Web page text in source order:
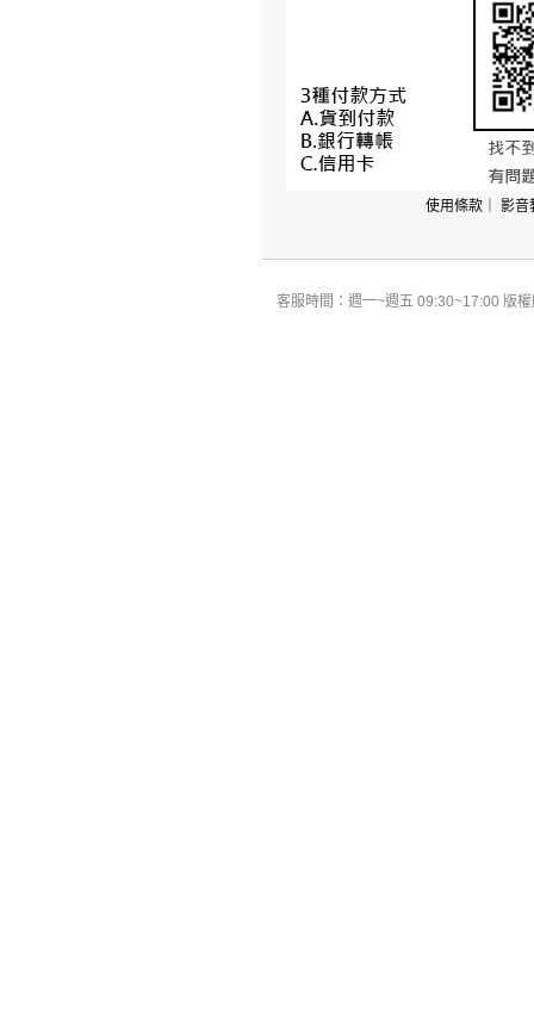
使用條款 影音
客服時間：週一~週五 09:30~17:00 版